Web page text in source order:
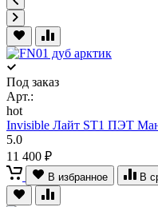
Под заказ
Арт.:
hot
Invisible Лайт ST1 ПЭТ
5.0
11 400 ₽
В избранное В